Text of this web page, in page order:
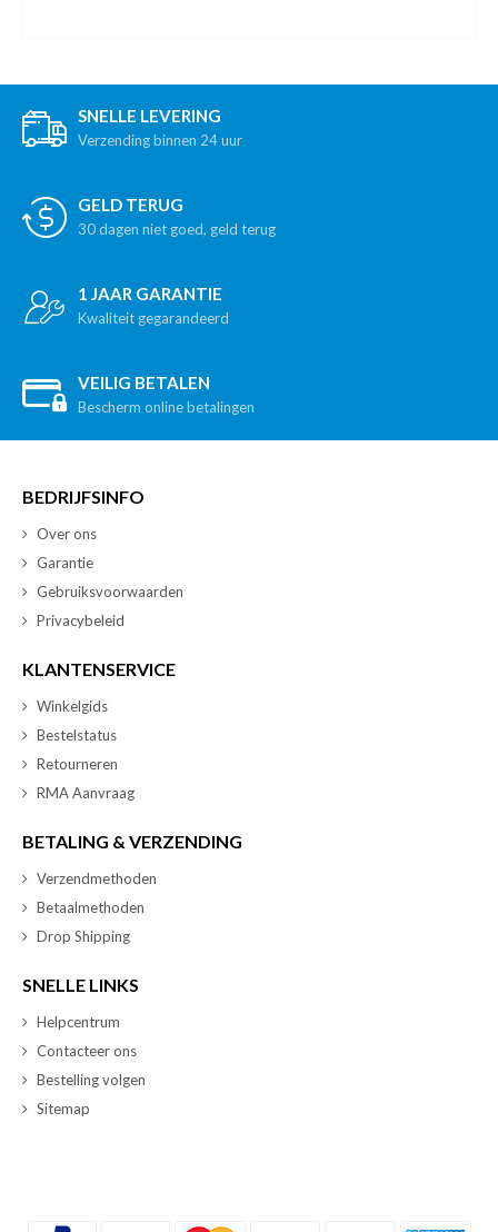
SNELLE LEVERING
Verzending binnen 24 uur
GELD TERUG
30 dagen niet goed, geld terug
1 JAAR GARANTIE
Kwaliteit gegarandeerd
VEILIG BETALEN
Bescherm online betalingen
BEDRIJFSINFO
Over ons
Garantie
Gebruiksvoorwaarden
Privacybeleid
KLANTENSERVICE
Winkelgids
Bestelstatus
Retourneren
RMA Aanvraag
BETALING & VERZENDING
Verzendmethoden
Betaalmethoden
Drop Shipping
SNELLE LINKS
Helpcentrum
Contacteer ons
Bestelling volgen
Sitemap